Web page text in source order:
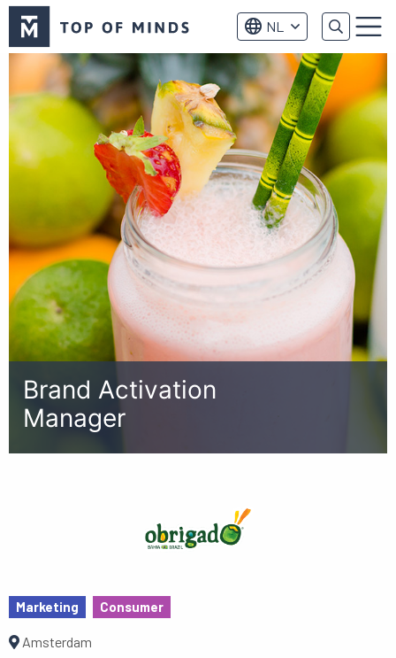
of
Minds
logo
NL Menu
Brand Activation
Manager
Marketing Consumer
Amsterdam